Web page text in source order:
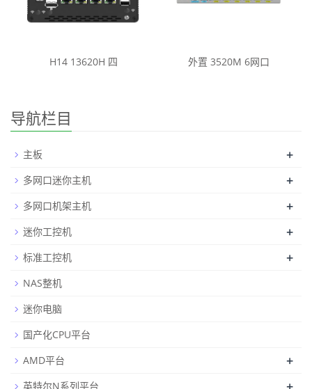
H14 13620H 四 外置 3520M 6网口
导航栏目
主板 +
多网口迷你主机 +
多网口机架主机 +
迷你工控机 +
标准工控机 +
NAS整机
迷你电脑
国产化CPU平台
AMD平台
+
英特尔N系列平台